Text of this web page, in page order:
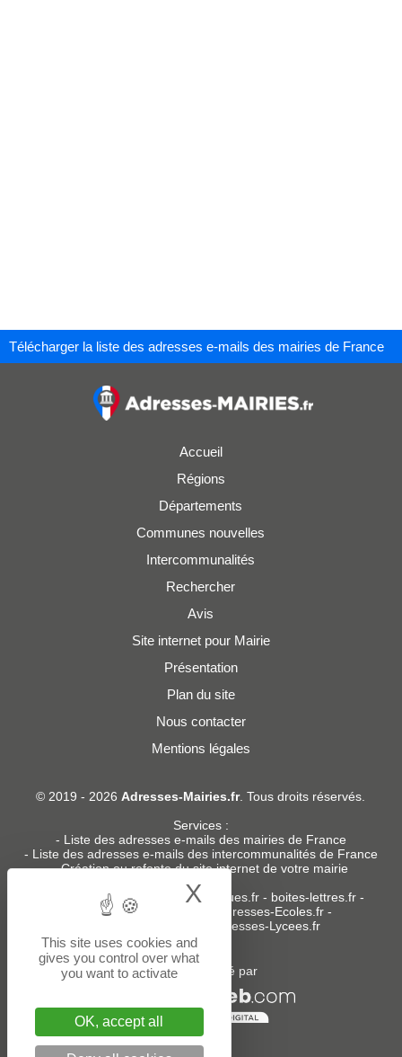
Télécharger la liste des adresses e-mails des mairies de France
Accueil
Régions
Départements
Communes nouvelles
Intercommunalités
Rechercher
Avis
Site internet pour Mairie
Présentation
Plan du site
Nous contacter
Mentions légales
© 2019 - 2026Adresses-Mairies.fr. Tous droits réservés.
Services :
- Liste des adresses e-mails des mairies de France
- Liste des adresses e-mails des intercommunalités de France
-Création ou refonte du site internet de votre mairie
Sites partenaires: donneespubliques.fr - boites-lettres.fr -
bureaux.boites-lettres.fr
Adresses-Ecoles.fr -
Adresses-Lycees.fr
Un service édité par
This site uses cookies and
gives you control over what
you want to activate
OK, accept all
X Hide cookie